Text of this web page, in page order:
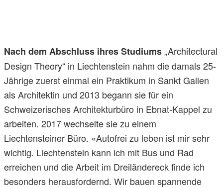
Nach dem Abschluss ihres Studiums„Architectural
Design Theory“ in Liechtenstein nahm die damals 25-
Jährige zuerst einmal ein Praktikum in Sankt Gallen
als Architektin und 2013 begann sie für ein
Schweizerisches Architekturbüro in Ebnat-Kappel zu
arbeiten. 2017 wechselte sie zu einem
Liechtensteiner Büro. «Autofrei zu leben ist mir sehr
wichtig. Liechtenstein kann ich mit Bus und Rad
erreichen und die Arbeit im Dreiländereck finde ich
besonders herausfordernd. Wir bauen spannende